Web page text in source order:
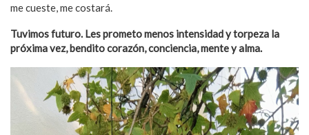
me cueste, me costará.
Tuvimos futuro. Les prometo menos intensidad y torpeza la
próxima vez, bendito corazón, conciencia, mente y alma.